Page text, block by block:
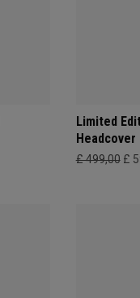
Limited
Headcover
£ 499,00 £